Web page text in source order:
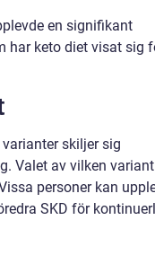
en signifikant
har keto diet visat sig
skiljer sig
Valet av vilken
personer kan
SKD för